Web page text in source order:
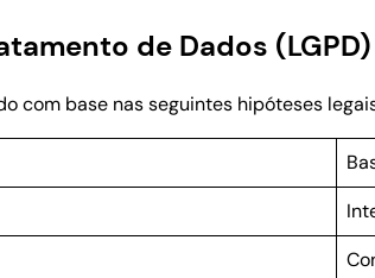
de Dados (LGPD)
com base nas seguintes hipóteses legais